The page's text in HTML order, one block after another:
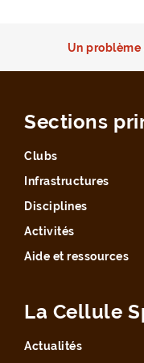
Un problème
Sections
Clubs
Infrastructures
Disciplines
Activités
Aide et ressources
La Cellule
Actualités